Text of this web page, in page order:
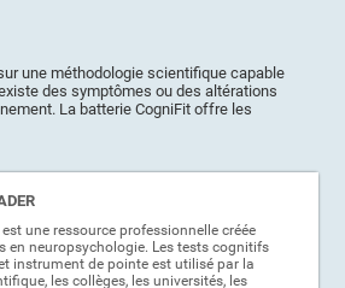
une méthodologie scientifique capable
des symptômes ou des altérations
La batterie CogniFit offre les
est une ressource professionnelle créée
en neuropsychologie. Les tests cognitifs
instrument de pointe est utilisé par la
les collèges, les universités, les